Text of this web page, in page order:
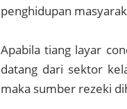
penghidupan
Apabila tiang layar
datang dari sektor
maka sumber rezeki